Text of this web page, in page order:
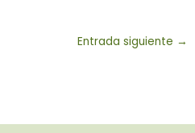
Entrada siguiente →